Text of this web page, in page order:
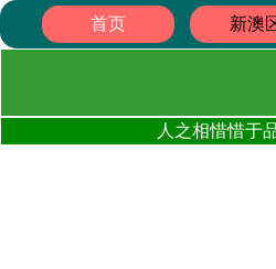
首页 新澳
人之相惜惜于